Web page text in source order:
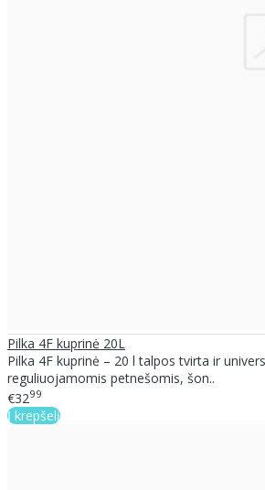
Pilka 4F kuprinė 20L
Pilka 4F kuprinė – 20 l talpos tvirta ir
reguliuojamomis petnešomis, šon..
€3299
Į krepšelį